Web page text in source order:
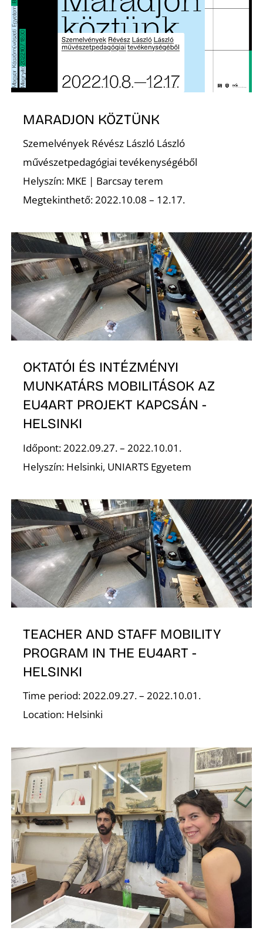
MARADJON KÖZTÜNK
Szemelvények Révész László László
művészetpedagógiai tevékenységéből
Helyszín: MKE | Barcsay terem
Megtekinthető: 2022.10.08 – 12.17.
OKTATÓI ÉS INTÉZMÉNYI
MUNKATÁRS MOBILITÁSOK AZ
EU4ART PROJEKT KAPCSÁN -
HELSINKI
Időpont: 2022.09.27. – 2022.10.01.
Helyszín: Helsinki, UNIARTS Egyetem
TEACHER AND STAFF MOBILITY
PROGRAM IN THE EU4ART -
HELSINKI
Time period: 2022.09.27. – 2022.10.01.
Location: Helsinki